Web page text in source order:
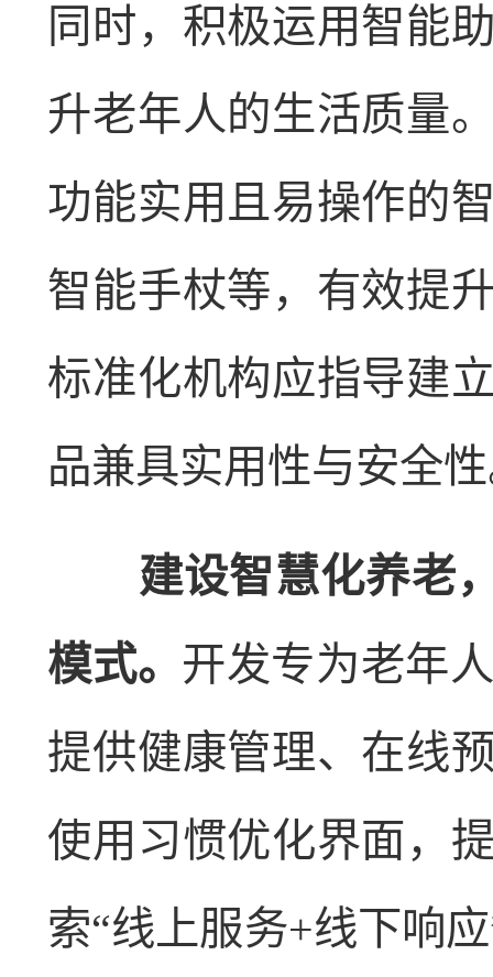
同时，积极运用智能
升老年人的生活质量
功能实用且易操作的
智能手杖等，有效提
标准化机构应指导建
品兼具实用性与安全
建设智慧化养老，
模式。 开发专为老年
提供健康管理、在线
使用习惯优化界面，
索“线上服务+线下响